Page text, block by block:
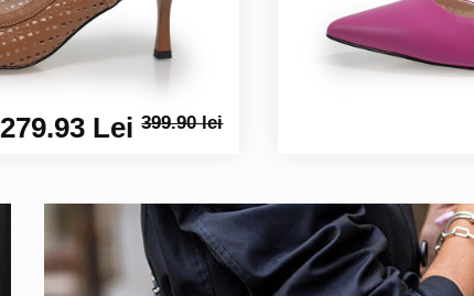
279.93 Lei399.90 lei